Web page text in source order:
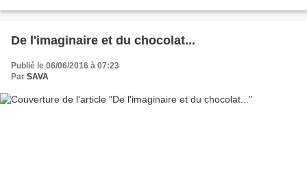
De l'imaginaire et du chocolat...
Publié le 06/06/2016 à 07:23
Par SAVA